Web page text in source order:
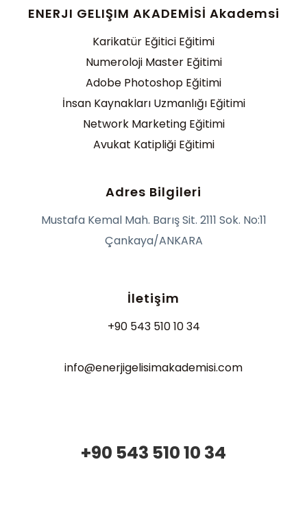
ENERJI GELIŞIM AKADEMİSİ Akademsi
Karikatür Eğitici Eğitimi
Numeroloji Master Eğitimi
Adobe Photoshop Eğitimi
İnsan Kaynakları Uzmanlığı Eğitimi
Network Marketing Eğitimi
Avukat Katipliği Eğitimi
Adres Bilgileri
Mustafa Kemal Mah. Barış Sit. 2111 Sok. No:11
Çankaya/ANKARA
İletişim
+90 543 510 10 34
info@enerjigelisimakademisi.com
+90 543 510 10 34